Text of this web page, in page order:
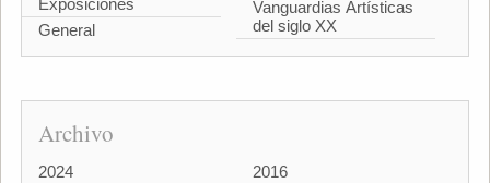
General
Vanguardias Artísticas
del siglo XX
Archivo
2024
2016